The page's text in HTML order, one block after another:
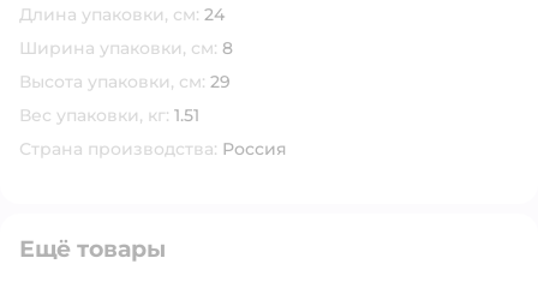
Длина упаковки, см: 24
Ширина упаковки, см: 8
Высота упаковки, см: 29
Вес упаковки, кг: 1.51
Страна производства: Россия
Ещё товары